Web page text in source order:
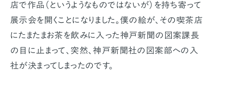
店で作品（というようなものではないが）を持ち寄って
展示会を開くことになりました。僕の絵が、その喫茶店
にたまたまお茶を飲みに入った神戸新聞の図案課長
の目に止まって、突然、神戸新聞社の図案部への入
社が決まってしまったのです。